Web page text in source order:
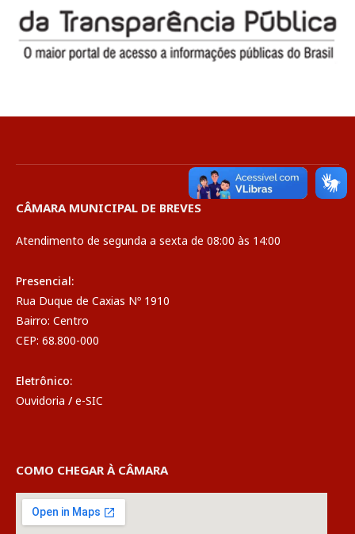
CÂMARA MUNICIPAL DE BREVES
Atendimento de segunda a sexta de 08:00 às 14:00
Presencial:
Rua Duque de Caxias Nº 1910
Bairro: Centro
CEP: 68.800-000
Eletrônico:
Ouvidoria / e-SIC
COMO CHEGAR À CÂMARA